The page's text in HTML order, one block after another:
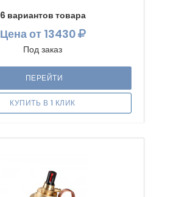
6 вариантов товара
Ценаот 13430
Под заказ
ПЕРЕЙТИ
КУПИТЬ В 1 КЛИК